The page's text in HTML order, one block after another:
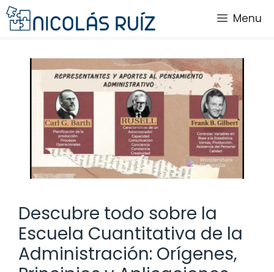
Saltar
al
Menu
Descubre todo sobre la
Escuela Cuantitativa de la
Administración: Orígenes,